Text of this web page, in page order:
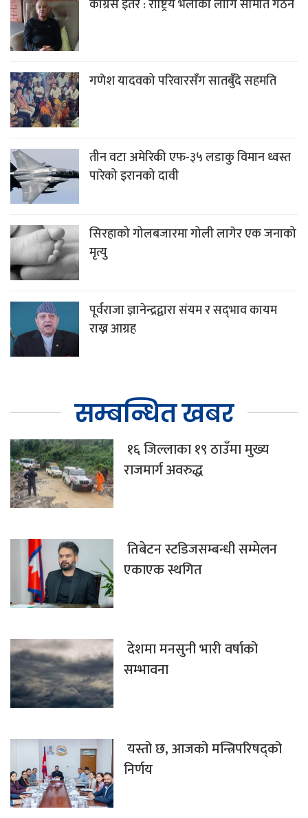
कांग्रेस इतर : राष्ट्रिय भेलाका लागि समिति गठन
गणेश यादवको परिवारसँग सातबुँदे सहमति
तीन वटा अमेरिकी एफ-३५ लडाकु विमान ध्वस्त
पारेको इरानको दावी
सिरहाको गोलबजारमा गोली लागेर एक जनाको
मृत्यु
पूर्वराजा ज्ञानेन्द्रद्वारा संयम र सद्‌भाव कायम
राख्न आग्रह
सम्बन्धित खबर
१६ जिल्लाका १९ ठाउँमा मुख्य
राजमार्ग अवरुद्ध
तिबेटन स्टडिजसम्बन्धी सम्मेलन
एकाएक स्थगित
देशमा मनसुनी भारी वर्षाको
सम्भावना
यस्तो छ, आजको मन्त्रिपरिषद्को
निर्णय